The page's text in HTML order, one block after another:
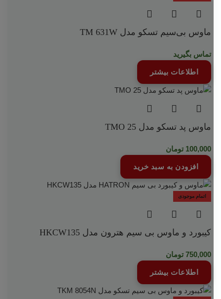
ماوس بی‌سیم تسکو مدل TM 631W
تماس بگیرید
اطلاعات بیشتر
ماوس پد تسکو مدل 25 TMO
100,000 تومان
افزودن به سبد خرید
اتمام موجودی
کیبورد و ماوس بی سیم هترون مدل HKCW135
750,000 تومان
اطلاعات بیشتر